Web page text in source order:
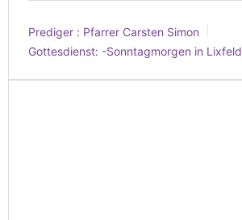
Prediger : Pfarrer Carsten Simon
Gottesdienst: -Sonntagmorgen in Lixfeld